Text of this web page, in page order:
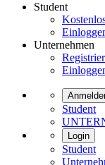
Student
Unternehmen
Student
Login
Student